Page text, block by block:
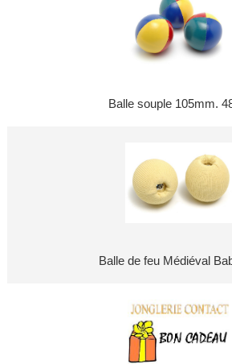
Balle souple 105mm.
Balle de feu Médiéval